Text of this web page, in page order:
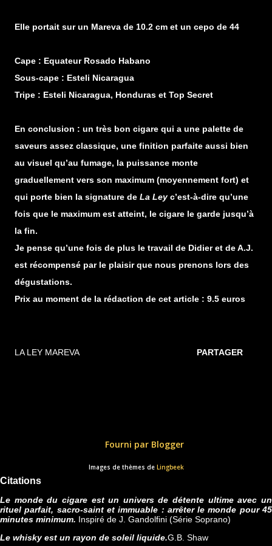
Elle portait sur un Mareva de 10.2 cm et un cepo de 44
Cape : Equateur Rosado Habano
Sous-cape : Esteli Nicaragua
Tripe : Esteli Nicaragua, Honduras et Top Secret
En conclusion : un très bon cigare qui a une palette de
saveurs assez classique, une finition parfaite aussi bien
au visuel qu’au fumage, la puissance monte
graduellement vers son maximum (moyennement fort) et
qui porte bien la signature de La Leyc’est-à-dire qu’une
fois que le maximum est atteint, le cigare le garde jusqu’à
la fin.
Je pense qu’une fois de plus le travail de Didier et de A.J.
est récompensé par le plaisir que nous prenons lors des
dégustations.
Prix au moment de la rédaction de cet article : 9.5 euros
LA LEY MAREVA PARTAGER
Fourni par Blogger
Images de thèmes de Lingbeek
Citations
Le monde du cigare est un univers de détente ultime avec un
rituel parfait, sacro-saint et immuable : arrêter le monde pour 45
minutes minimum. Inspiré de J. Gandolfini (Série Soprano)
Le whisky est un rayon de soleil liquide.G.B. Shaw